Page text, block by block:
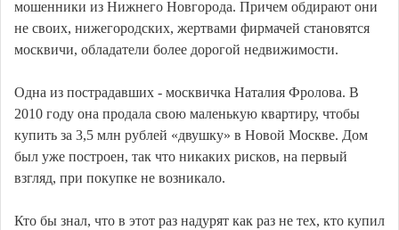
мошенники из Нижнего Новгорода. Причем обдирают они
не своих, нижегородских, жертвами фирмачей становятся
москвичи, обладатели более дорогой недвижимости.
Одна из пострадавших - москвичка Наталия Фролова. В
2010 году она продала свою маленькую квартиру, чтобы
купить за 3,5 млн рублей «двушку» в Новой Москве. Дом
был уже построен, так что никаких рисков, на первый
взгляд, при покупке не возникало.
Кто бы знал, что в этот раз надурят как раз не тех, кто купил